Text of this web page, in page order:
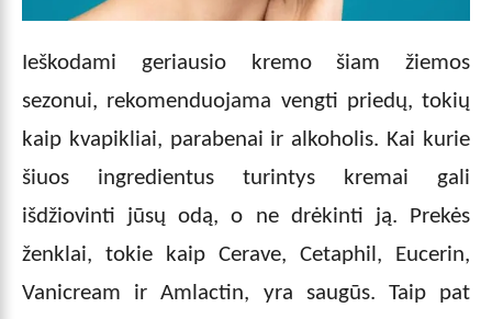
Ieškodami geriausio kremo šiam žiemos
sezonui, rekomenduojama vengti priedų, tokių
kaip kvapikliai, parabenai ir alkoholis. Kai kurie
šiuos ingredientus turintys kremai gali
išdžiovinti jūsų odą, o ne drėkinti ją. Prekės
ženklai, tokie kaip Cerave, Cetaphil, Eucerin,
Vanicream ir Amlactin, yra saugūs. Taip pat